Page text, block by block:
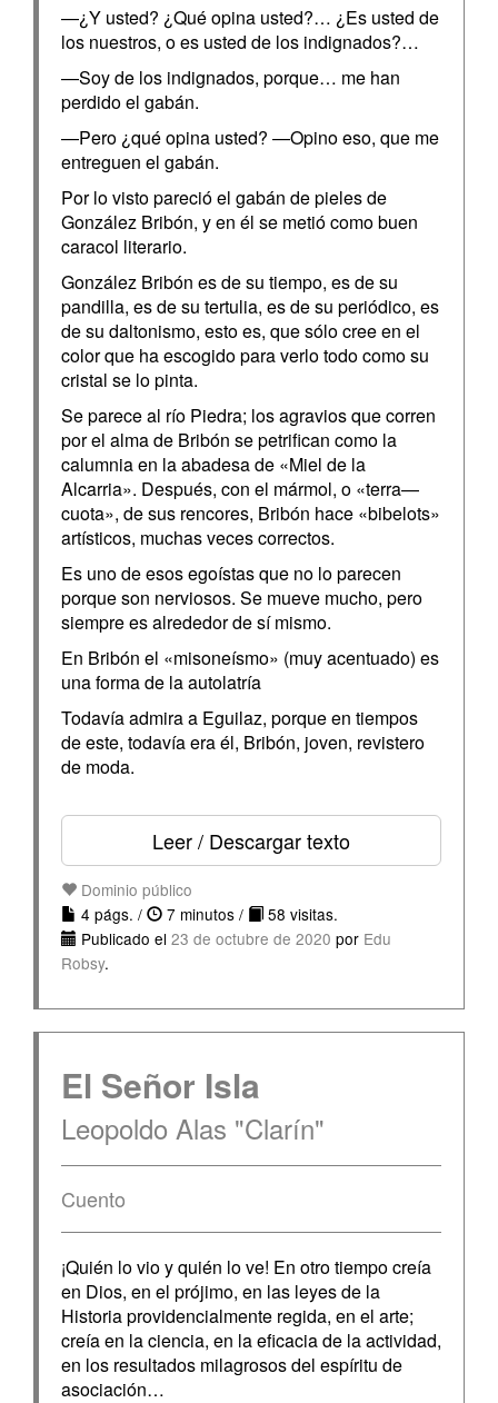
—¿Y usted? ¿Qué opina usted?… ¿Es usted de
los nuestros, o es usted de los indignados?…
—Soy de los indignados, porque… me han
perdido el gabán.
—Pero ¿qué opina usted? —Opino eso, que me
entreguen el gabán.
Por lo visto pareció el gabán de pieles de
González Bribón, y en él se metió como buen
caracol literario.
González Bribón es de su tiempo, es de su
pandilla, es de su tertulia, es de su periódico, es
de su daltonismo, esto es, que sólo cree en el
color que ha escogido para verlo todo como su
cristal se lo pinta.
Se parece al río Piedra; los agravios que corren
por el alma de Bribón se petrifican como la
calumnia en la abadesa de «Miel de la
Alcarria». Después, con el mármol, o «terra—
cuota», de sus rencores, Bribón hace «bibelots»
artísticos, muchas veces correctos.
Es uno de esos egoístas que no lo parecen
porque son nerviosos. Se mueve mucho, pero
siempre es alrededor de sí mismo.
En Bribón el «misoneísmo» (muy acentuado) es
una forma de la autolatría
Todavía admira a Eguilaz, porque en tiempos
de este, todavía era él, Bribón, joven, revistero
de moda.
Leer / Descargar texto
Dominio público
4 págs. /
7 minutos /
58 visitas.
Publicado el 23 de octubre de 2020 por Edu
Robsy.
El Señor Isla
Leopoldo Alas "Clarín"
Cuento
¡Quién lo vio y quién lo ve! En otro tiempo creía
en Dios, en el prójimo, en las leyes de la
Historia providencialmente regida, en el arte;
creía en la ciencia, en la eficacia de la actividad,
en los resultados milagrosos del espíritu de
asociación…